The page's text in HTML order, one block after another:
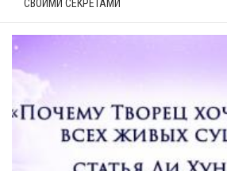
СВОИМИ СЕКРЕТАМИ